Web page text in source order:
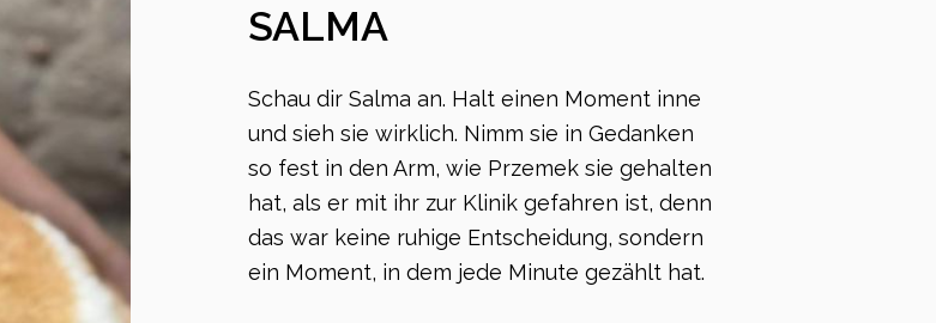
SALMA
Schau dir Salma an. Halt einen Moment inne
und sieh sie wirklich. Nimm sie in Gedanken
so fest in den Arm, wie Przemek sie gehalten
hat, als er mit ihr zur Klinik gefahren ist, denn
das war keine ruhige Entscheidung, sondern
ein Moment, in dem jede Minute gezählt hat.